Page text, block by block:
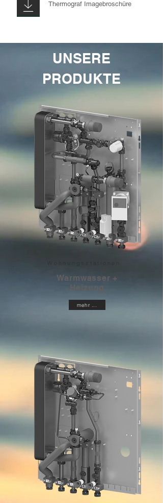
Thermograf Imagebroschüre
UNSERE
PRODUKTE
Warmwasser +
Heizung
mehr ...